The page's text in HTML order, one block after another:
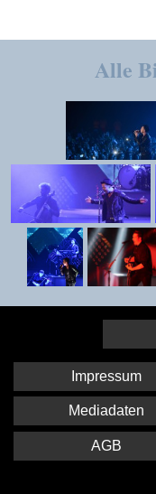
Alle
Impressum
Mediadaten
AGB